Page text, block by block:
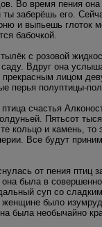
Во время пения
заберёшь его.
и выпьешь глоток
бабочкой.
с розовой
Вдруг она
лицом
перья полуптицы-
счастья
Пятьсот
кольцо и камень,
Все будут
от пения
была в
суп со
было
была необычайно